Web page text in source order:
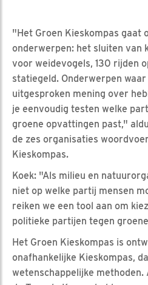
"Het Groen Kieskompas gaat
onderwerpen: het sluiten van
voor weidevogels, 130 rijden
statiegeld. Onderwerpen
uitgesproken mening over
je eenvoudig testen welke
groene opvattingen past,"
de zes organisaties
Kieskompas.
Koek: "Als milieu en
niet op welke partij mensen
reiken we een tool aan om
politieke partijen tegen
Het Groen Kieskompas is
onafhankelijke Kieskompas,
wetenschappelijke